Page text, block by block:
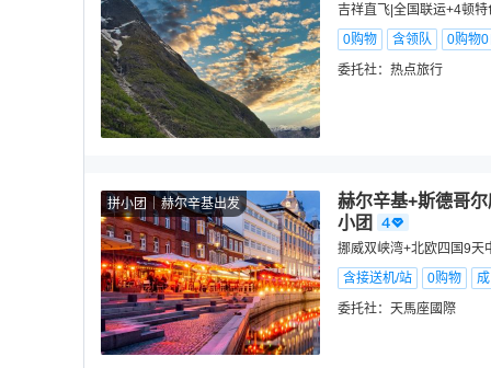
吉祥直飞|全国联运+4顿
0购物
含领队
0购物
委托社： 热点旅行
拼小团 赫尔辛基出发
赫尔辛基+斯德哥
小团
挪威双峡湾+北欧四国9天
含接送机/站
0购物
委托社： 天馬座國際